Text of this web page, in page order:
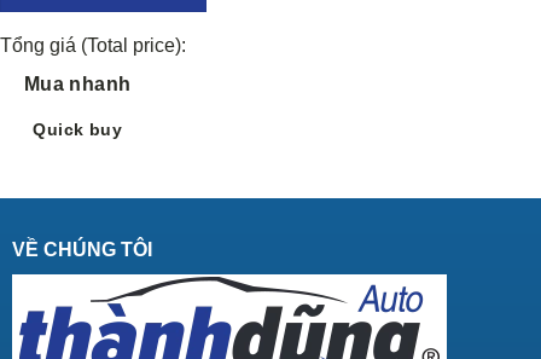
Tổng giá (Total price):
Mua nhanh
Quick buy
VỀ CHÚNG TÔI